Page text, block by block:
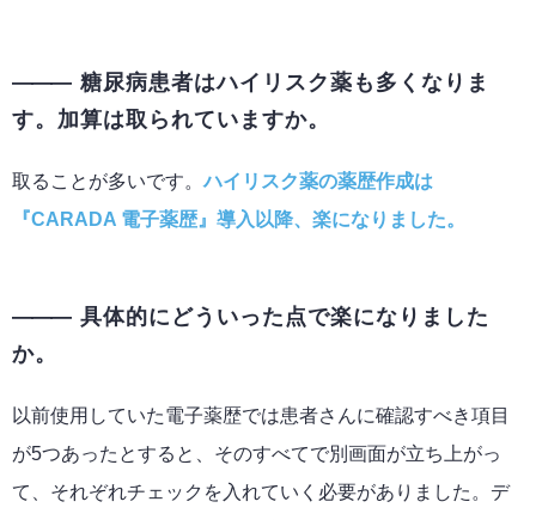
糖尿病患者はハイリスク薬も多くなりま
す。加算は取られていますか。
取ることが多いです。ハイリスク薬の薬歴作成は
『CARADA 電子薬歴』導入以降、楽になりました。
具体的にどういった点で楽になりました
か。
以前使用していた電子薬歴では患者さんに確認すべき項目
が5つあったとすると、そのすべてで別画面が立ち上がっ
て、それぞれチェックを入れていく必要がありました。デ